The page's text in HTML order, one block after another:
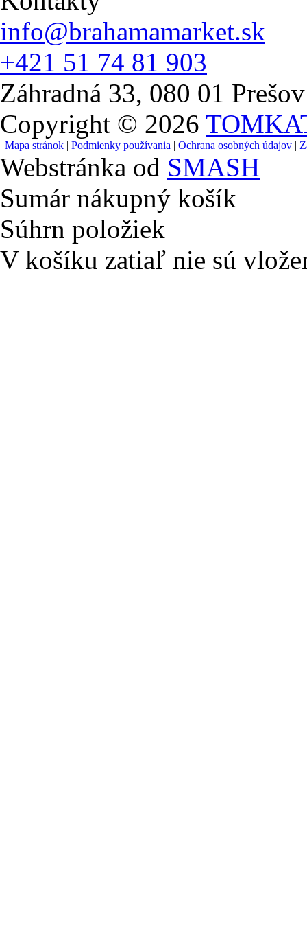
info@brahamamarket.sk
+421 51 74 81 903
Záhradná 33, 080 01 Prešov
Copyright © 2026
| Mapa stránok | Podmienky používania | Ochrana osobných údajov |
Webstránka od SMASH
Sumár nákupný košík
Súhrn položiek
V košíku zatiaľ nie sú